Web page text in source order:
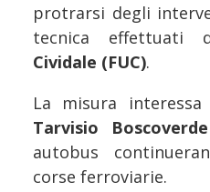
protrarsi degli
tecnica effettuati
Cividale (FUC).
La misura
Tarvisio Boscoverde
autobus
corse ferroviarie.